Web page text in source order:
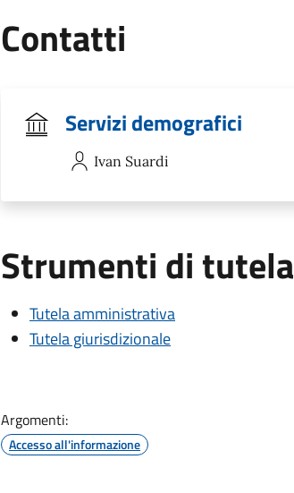
Contatti
Servizi demografici
Ivan Suardi
Strumenti di tutela
Tutela amministrativa
Tutela giurisdizionale
Argomenti:
Accesso all'informazione